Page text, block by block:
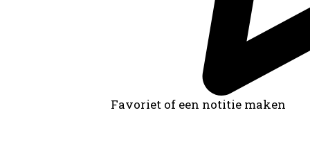
Favoriet of een notitie maken